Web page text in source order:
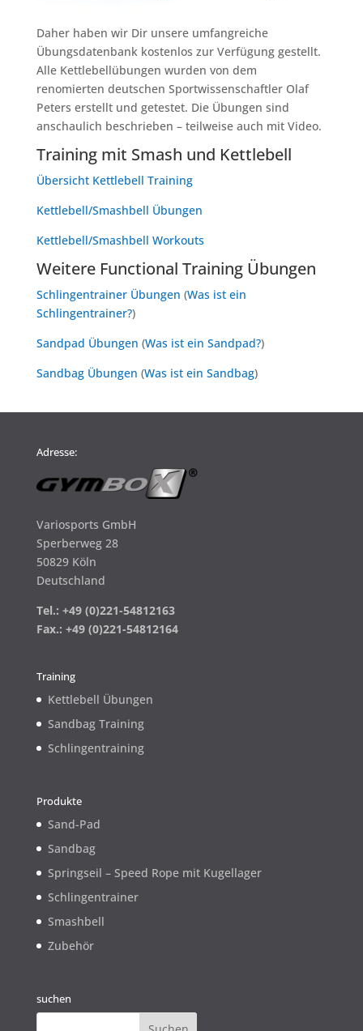
Daher haben wir Dir unsere umfangreiche
Übungsdatenbank kostenlos zur Verfügung gestellt.
Alle Kettlebellübungen wurden von dem
renomierten deutschen Sportwissenschaftler Olaf
Peters erstellt und getestet. Die Übungen sind
anschaulich beschrieben – teilweise auch mit Video.
Training mit Smash und Kettlebell
Übersicht Kettlebell Training
Kettlebell/Smashbell Übungen
Kettlebell/Smashbell Workouts
Weitere Functional Training Übungen
Schlingentrainer Übungen (Was ist ein
Schlingentrainer?)
Sandpad Übungen (Was ist ein Sandpad?)
Sandbag Übungen (Was ist ein Sandbag)
Adresse:
Variosports GmbH
Sperberweg 28
50829 Köln
Deutschland
Tel.: +49 (0)221-54812163
Fax.: +49 (0)221-54812164
Training
Kettlebell Übungen
Sandbag Training
Schlingentraining
Produkte
Sand-Pad
Sandbag
Springseil – Speed Rope mit Kugellager
Schlingentrainer
Smashbell
Zubehör
suchen